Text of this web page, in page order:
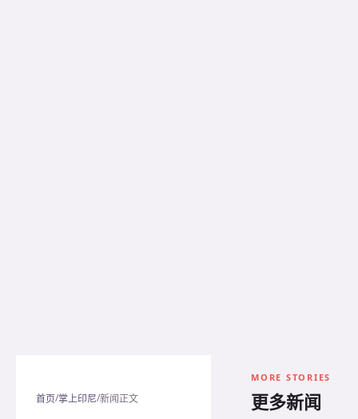
首页/掌上印尼/新闻正文
MORE STORIES
更多新闻